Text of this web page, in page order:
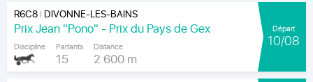
R6C8| DIVONNE-LES-BAINS
Prix Jean "Pono" - Prix du Pays de Gex
Discipline Partants
15
Distance
2 600 m
Départ
10/08